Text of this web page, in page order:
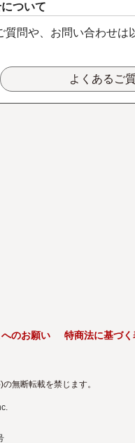
ついて
質問や、お問い合わせは
よくあるご
のお願い 特商法に基づく
無断転載を禁じます。